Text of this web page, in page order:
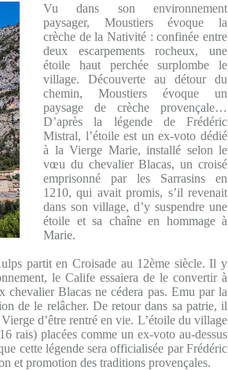
Vu dans son environnement
paysager, Moustiers évoque la
crèche de la Nativité : confinée entre
deux escarpements rocheux, une
étoile haut perchée surplombe le
village. Découverte au détour du
chemin, Moustiers évoque un
paysage de crèche provençale…
D’après la légende de Frédéric
Mistral, l’étoile est un ex-voto dédié
à la Vierge Marie, installé selon le
vœu du chevalier Blacas, un croisé
emprisonné par les Sarrasins en
1210, qui avait promis, s’il revenait
dans son village, d’y suspendre une
étoile et sa chaîne en hommage à
Marie.
partit en Croisade au 12ème siècle. Il y
le Calife essaiera de le convertir à
chevalier Blacas ne cédera pas. Emu par la
de le relâcher. De retour dans sa patrie, il
d’être rentré en vie. L’étoile du village
rais) placées comme un ex-voto au-dessus
cette légende sera officialisée par Frédéric
et promotion des traditions provençales.